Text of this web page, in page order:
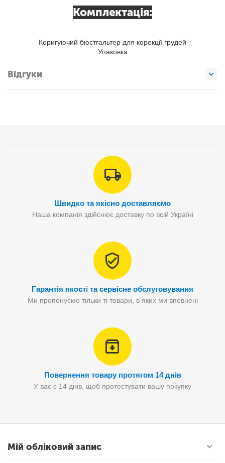
Комплектація:
Коригуючий бюстгальтер для корекції грудей
Упаковка
Відгуки
Швидко та якісно доставляємо
Наша компанія здійснює доставку по всій Україні
Гарантія якості та сервісне обслуговування
Ми пропонуємо тільки ті товари, в яких ми впевнені
Повернення товару протягом 14 днів
У вас є 14 днів, щоб протестувати вашу покупку
Мій обліковий запис